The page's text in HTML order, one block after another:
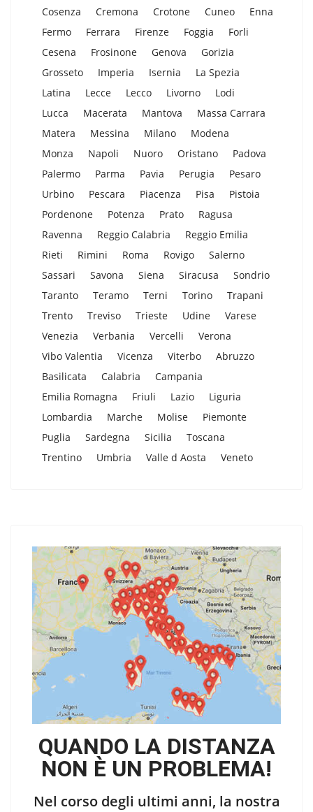
Cosenza
Cremona Crotone Cuneo
Enna
Fermo
Ferrara Firenze Foggia
Forli
Cesena
Frosinone Genova
Gorizia
Grosseto
Imperia Isernia
La Spezia
Latina
Lecce Lecco Livorno
Lodi
Lucca
Macerata Mantova
Massa Carrara
Matera
Messina Milano
Modena
Monza
Napoli Nuoro Oristano
Padova
Palermo
Parma Pavia Perugia
Pesaro
Urbino
Pescara Piacenza Pisa
Pistoia
Pordenone
Potenza Prato
Ragusa
Ravenna
Reggio Calabria
Reggio Emilia
Rieti
Rimini Roma Rovigo
Salerno
Sassari
Savona Siena Siracusa
Sondrio
Taranto
Teramo Terni Torino
Trapani
Trento
Treviso Trieste Udine
Varese
Venezia
Verbania Vercelli
Verona
Vibo Valentia
Vicenza Viterbo
Abruzzo
Basilicata
Calabria
Campania
Emilia Romagna
Friuli Lazio
Liguria
Lombardia
Marche Molise
Piemonte
Puglia
Sardegna Sicilia
Toscana
Trentino
Umbria Valle d Aosta Veneto
QUANDO LA DISTANZA
NON È UN PROBLEMA!
Nel corso degli ultimi anni, la nostra